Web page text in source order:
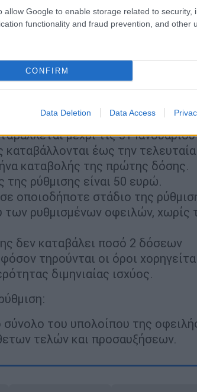
allow Google to enable storage related to security,
functionality and fraud prevention, and other
CONFIRM
Data Deletion Data Access
πολιτών στον
εξαιρούνται από τη πιστοποίηση
αίτηση θα μπορεί να υποβάλλεται
ένα ηλεκτρονικό
δόσεις ή σε 72 έντοκες
συντελείται με την καταβολή
μέχρι τις 31
καταβάλλονται έως την τελευταία
καταβολής της πρώτης δόσης.
ρύθμισης είναι 50 ευρώ.
οποιοδήποτε στάδιο της
ρυθμισμένων οφειλών, χωρίς
δεν καταβάλει ποσό 2 δόσεων
τηρούνται οι όροι
διμηνιαίας ισχύος.
του υπολοίπου της
τελών και προσαυξήσεων.